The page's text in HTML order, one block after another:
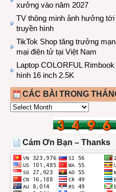
xưởng vào năm 2027
TV thông minh ảnh hưởng
truyền hình
TikTok Shop tăng trưởng
mại điện tử tại Việt Nam
Laptop COLORFUL
hình 16 inch 2.5K
CÁC BÀI TRONG
CÁC
THÁNG
Cảm Ơn Bạn – Thanks